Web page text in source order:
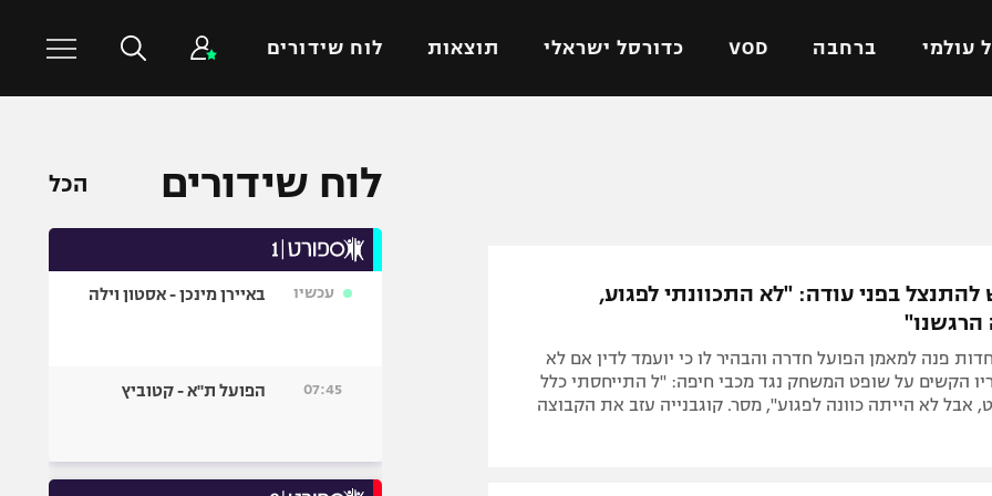
עולמי ברחבה VOD כדורסל ישראלי תוצאות לוח שידורים
ישראל
ליגה איטלקית
ליגה צרפתית
מכבי תל אביב
הפועל ירושלים
דני אבדיה
כדורסל עולמי
כדורעף
היאבקות WWE
להתנצל בפני עודה: "לא התכוונתי לפגוע,
פנה למאמן הפועל חדרה והבהיר לו כי יועמד לדין אם לא
הקשים על שופט המשחק נגד מכבי חיפה: "ל התייחסתי כלל
אבל לא הייתה כוונה לפגוע", מסר. קוגבנייה עזב את הקבוצה
לוח שידורים הכל
עכשיו באיירן מינכן - אסטון וילה
07:45 הפועל ת"א - קטוביץ